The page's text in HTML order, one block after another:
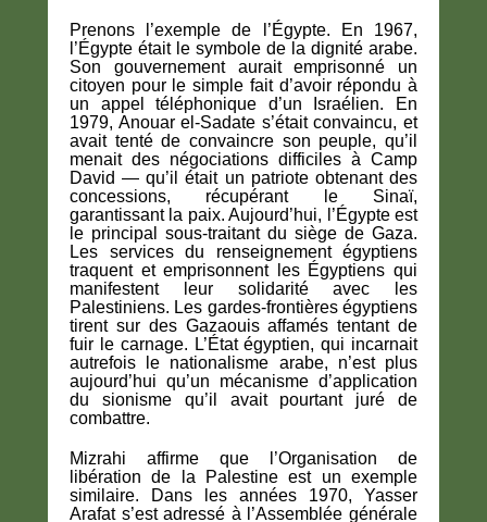
Prenons l’exemple de l’Égypte. En 1967,
l’Égypte était le symbole de la dignité arabe.
Son gouvernement aurait emprisonné un
citoyen pour le simple fait d’avoir répondu à
un appel téléphonique d’un Israélien. En
1979, Anouar el-Sadate s’était convaincu, et
avait tenté de convaincre son peuple, qu’il
menait des négociations difficiles à Camp
David — qu’il était un patriote obtenant des
concessions, récupérant le Sinaï,
garantissant la paix. Aujourd’hui, l’Égypte est
le principal sous-traitant du siège de Gaza.
Les services du renseignement égyptiens
traquent et emprisonnent les Égyptiens qui
manifestent leur solidarité avec les
Palestiniens. Les gardes-frontières égyptiens
tirent sur des Gazaouis affamés tentant de
fuir le carnage. L’État égyptien, qui incarnait
autrefois le nationalisme arabe, n’est plus
aujourd’hui qu’un mécanisme d’application
du sionisme qu’il avait pourtant juré de
combattre.
Mizrahi affirme que l’Organisation de
libération de la Palestine est un exemple
similaire. Dans les années 1970, Yasser
Arafat s’est adressé à l’Assemblée générale